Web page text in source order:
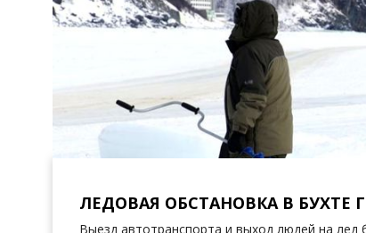
ЛЕДОВАЯ ОБСТАНОВКА В БУХТЕ
Выезд автотранспорта и выход людей на лед